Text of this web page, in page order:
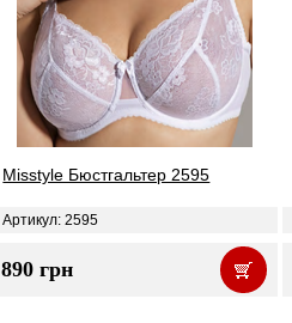
Misstyle Бюстгальтер 2595
Артикул: 2595
890 грн